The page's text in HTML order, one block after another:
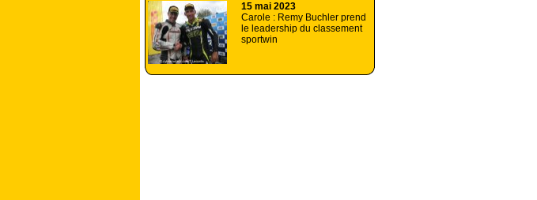
15 mai 2023
Carole : Remy Buchler prend
le leadership du classement
sportwin